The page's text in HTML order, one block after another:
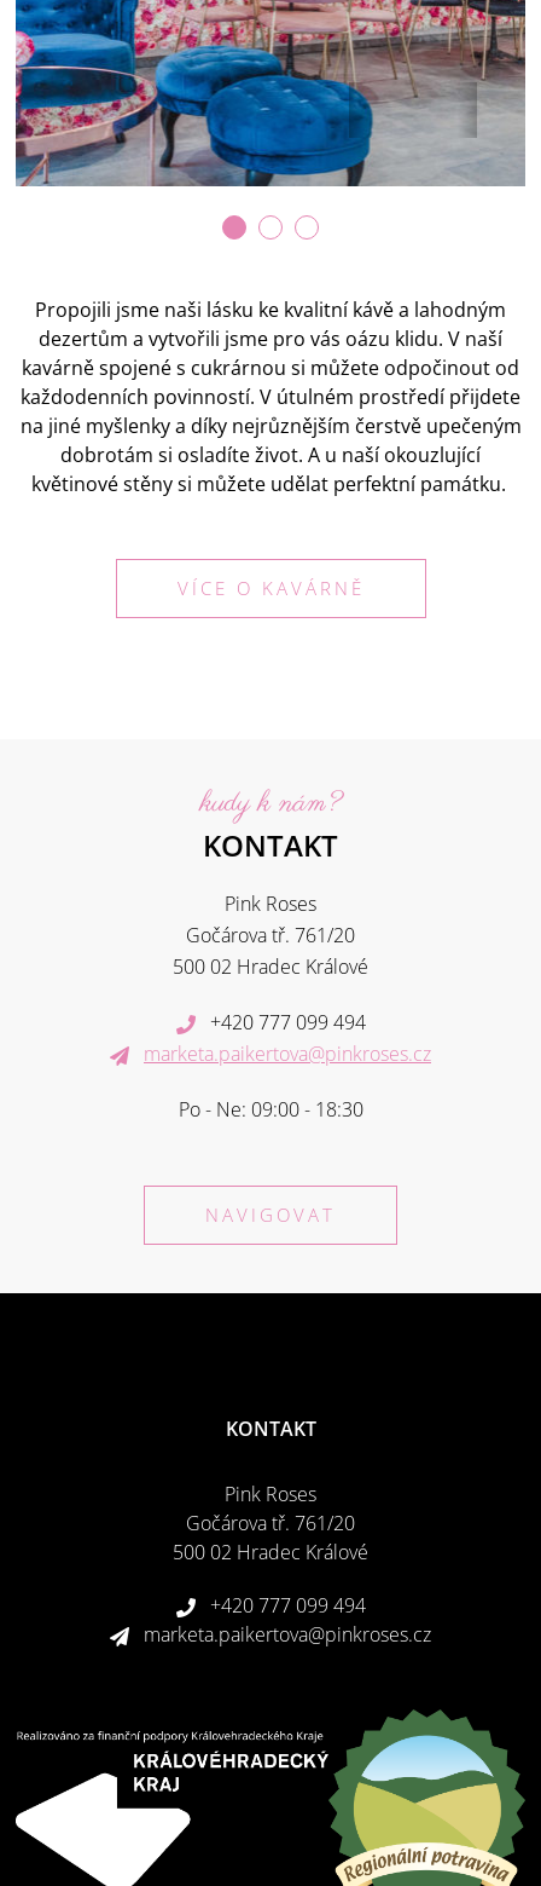
Propojili jsme naši lásku ke kvalitní kávě a lahodným
dezertům a vytvořili jsme pro vás oázu klidu. V naší
kavárně spojené s cukrárnou si můžete odpočinout od
každodenních povinností. V útulném prostředí přijdete
na jiné myšlenky a díky nejrůznějším čerstvě upečeným
dobrotám si osladíte život. A u naší okouzlující
květinové stěny si můžete udělat perfektní památku.
VÍCE O KAVÁRNĚ
kudy k nám?
KONTAKT
Pink Roses
Gočárova tř. 761/20
500 02 Hradec Králové
+420 777 099 494
marketa.paikertova@pinkroses.cz
Po - Ne: 09:00 - 18:30
NAVIGOVAT
KONTAKT
Pink Roses
Gočárova tř. 761/20
500 02 Hradec Králové
+420 777 099 494
marketa.paikertova@pinkroses.cz